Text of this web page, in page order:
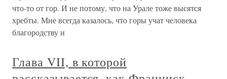
что-то от гор. И не потому, что на Урале тоже высятся
хребты. Мне всегда казалось, что горы учат человека
благородству и
Глава VII, в которой